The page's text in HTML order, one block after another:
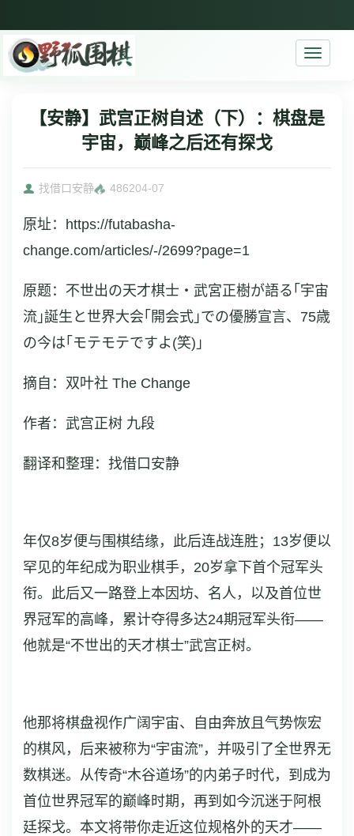
Toggle
【安静】武宫正树自述（下）：棋盘是
宇宙，巅峰之后还有探戈
找借口安静 486204-07
原址：https://futabasha-
change.com/articles/-/2699?page=1
原题：不世出の天才棋士・武宮正樹が語る｢宇宙
流｣誕生と世界大会｢開会式｣での優勝宣言、75歳
の今は｢モテモテですよ(笑)｣
摘自：双叶社 The Change
作者：武宫正树 九段
翻译和整理：找借口安静
年仅8岁便与围棋结缘，此后连战连胜；13岁便以
罕见的年纪成为职业棋手，20岁拿下首个冠军头
衔。此后又一路登上本因坊、名人，以及首位世
界冠军的高峰，累计夺得多达24期冠军头衔——
他就是“不世出的天才棋士”武宫正树。
他那将棋盘视作广阔宇宙、自由奔放且气势恢宏
的棋风，后来被称为“宇宙流”，并吸引了全世界无
数棋迷。从传奇“木谷道场”的内弟子时代，到成为
首位世界冠军的巅峰时期，再到如今沉迷于阿根
廷探戈。本文将带你走近这位规格外的天才——